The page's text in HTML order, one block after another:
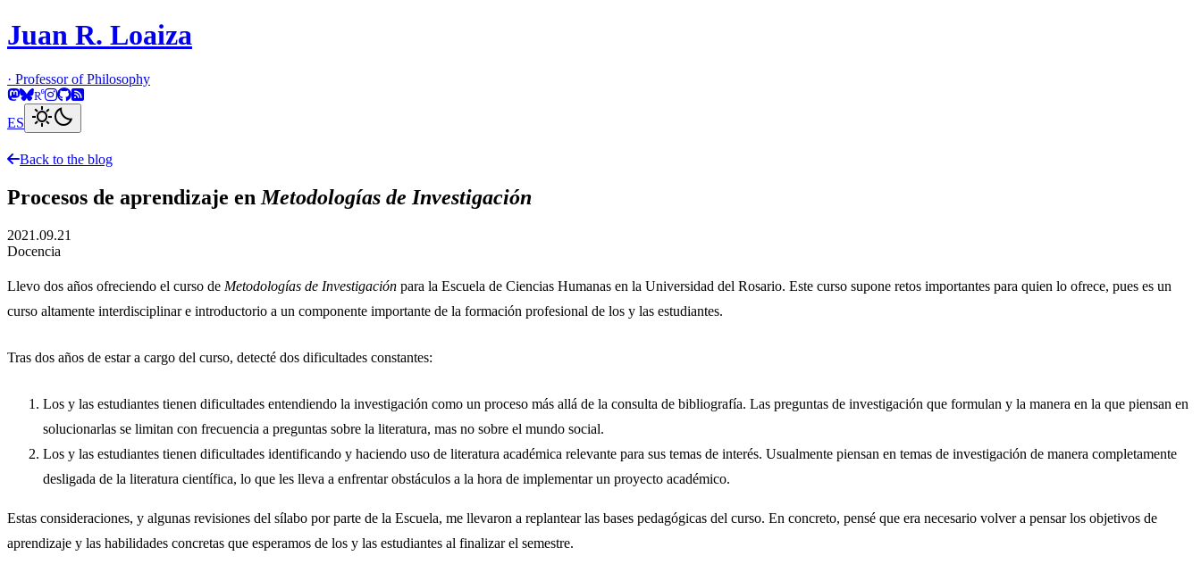
Juan R. Loaiza
· Professor of Philosophy
ES clear_daybedtime
Back to the blog
Procesos de aprendizaje enMetodologías de Investigación
2021.09.21
Docencia
Llevo dos años ofreciendo el curso de Metodologías de Investigación para la Escuela de Ciencias Humanas en la Universidad del Rosario. Este curso supone retos importantes para quien lo ofrece, pues es un
curso altamente interdisciplinar e introductorio a un componente importante de la formación profesional de los y las estudiantes.
Tras dos años de estar a cargo del curso, detecté dos dificultades constantes:
Los y las estudiantes tienen dificultades entendiendo la investigación como un proceso más allá de la consulta de bibliografía. Las preguntas de investigación que formulan y la manera en la que piensan en
solucionarlas se limitan con frecuencia a preguntas sobre la literatura, mas no sobre el mundo social.
Los y las estudiantes tienen dificultades identificando y haciendo uso de literatura académica relevante para sus temas de interés. Usualmente piensan en temas de investigación de manera completamente
desligada de la literatura científica, lo que les lleva a enfrentar obstáculos a la hora de implementar un proyecto académico.
Estas consideraciones, y algunas revisiones del sílabo por parte de la Escuela, me llevaron a replantear las bases pedagógicas del curso. En concreto, pensé que era necesario volver a pensar los objetivos de
aprendizaje y las habilidades concretas que esperamos de los y las estudiantes al finalizar el semestre.